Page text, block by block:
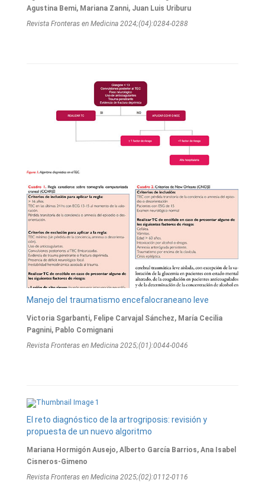
Agustina Bemi, Mariana Zanni, Juan Luis Uriburu
Revista Fronteras en Medicina 2024;(04):0284-0288
Manejo del traumatismo encefalocraneano leve
Victoria Sgarbanti, Felipe Carvajal Sánchez, María Cecilia
Pagnini, Pablo Comignani
Revista Fronteras en Medicina 2025;(01):0044-0046
El reto diagnóstico de la artrogriposis: revisión y
propuesta de un nuevo algoritmo
Mariana Hormigón Ausejo, Alberto García Barrios, Ana Isabel
Cisneros-Gimeno
Revista Fronteras en Medicina 2025;(02):0112-0116